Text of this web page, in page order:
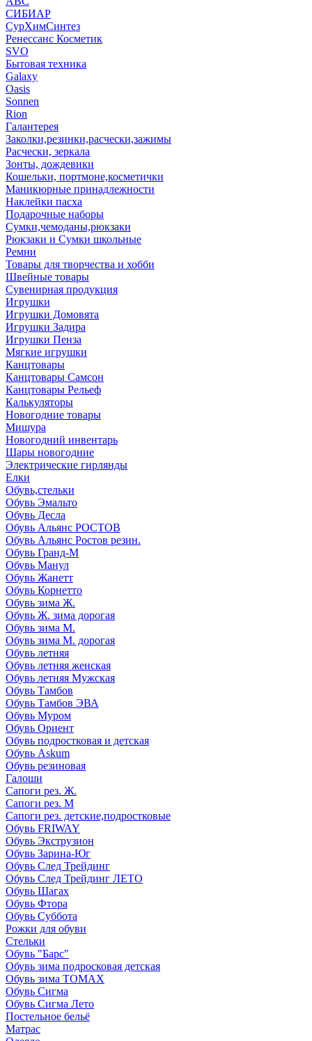
СИБИАР
СурХимСинтез
Ренессанс Косметик
SVO
Бытовая техника
Galaxy
Oasis
Sonnen
Rion
Галантерея
Заколки,резинки,расчески,зажимы
Расчески, зеркала
Зонты, дождевики
Кошельки, портмоне,косметички
Маникюрные принадлежности
Наклейки пасха
Подарочные наборы
Сумки,чемоданы,рюкзаки
Рюкзаки и Сумки школьные
Ремни
Товары для творчества и хобби
Швейные товары
Сувенирная продукция
Игрушки
Игрушки Домовята
Игрушки Задира
Игрушки Пенза
Мягкие игрушки
Канцтовары
Канцтовары Самсон
Канцтовары Рельеф
Калькуляторы
Новогодние товары
Мишура
Новогодний инвентарь
Шары новогодние
Электрические гирлянды
Елки
Обувь,стельки
Обувь Эмальто
Обувь Десла
Обувь Альянс РОСТОВ
Обувь Альянс Ростов резин.
Обувь Гранд-М
Обувь Манул
Обувь Жанетт
Обувь Корнетто
Обувь зима Ж.
Обувь Ж. зима дорогая
Обувь зима М.
Обувь зима М. дорогая
Обувь летняя
Обувь летняя женская
Обувь летняя Мужская
Обувь Тамбов
Обувь Тамбов ЭВА
Обувь Муром
Обувь Ориент
Обувь подростковая и детская
Обувь Askum
Обувь резиновая
Галоши
Сапоги рез. Ж.
Сапоги рез. М
Сапоги рез. детские,подростковые
Обувь FRIWAY
Обувь Экструзион
Обувь Зарина-Юг
Обувь След Трейдинг
Обувь След Трейдинг ЛЕТО
Обувь Шагах
Обувь Фтора
Обувь Суббота
Рожки для обуви
Стельки
Обувь "Барс"
Обувь зима подросковая детская
Обувь зима ТОМАХ
Обувь Сигма
Обувь Сигма Лето
Постельное бельё
Матрас